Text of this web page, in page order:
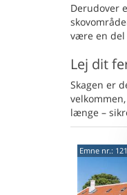
Derudover
være en
Lej dit
Skagen er
længe –
Emne nr.: